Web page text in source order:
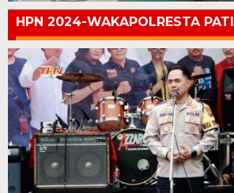
HPN 2024-WAKAPOLRESTA PATI